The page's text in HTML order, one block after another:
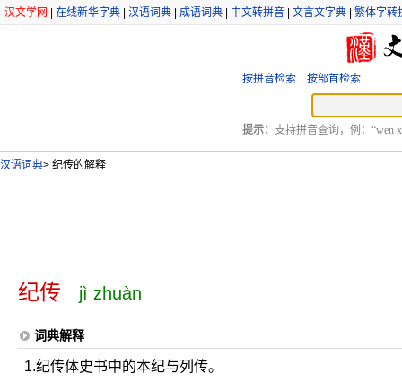
汉文学网 在线新华字典 汉语词典 成语词典 中文转拼音 文言文字典 繁体字转
按拼音检索 按部首检索
提示： 支持拼音查询，例：“wen
汉语词典> 纪传的解释
纪传 jì zhuàn
词典解释
1.纪传体史书中的本纪与列传。